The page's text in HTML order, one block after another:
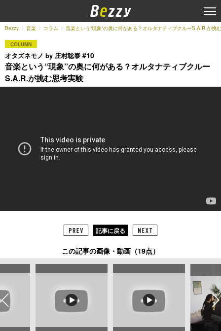
Bezzy 音楽 コラム 音楽という“現象”の奥に何がある？オルタナティブクルーS.A.R.が挑
COLUMN
オタズネモノ by 庄村聡泰 #10
音楽という“現象”の奥に何がある？オルタナティブクルー
S.A.R.が挑む思考実験
記事に戻る
この記事の画像・動画（19点）